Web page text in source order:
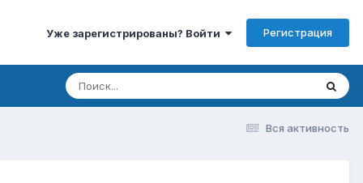
Уже зарегистрированы? Войти Регистрация
Вся активность